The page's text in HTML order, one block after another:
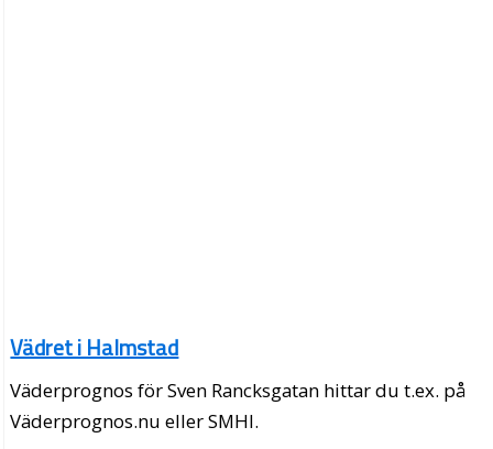
Vädret i Halmstad
Väderprognos för Sven Rancksgatan hittar du t.ex. på
Väderprognos.nu eller SMHI.